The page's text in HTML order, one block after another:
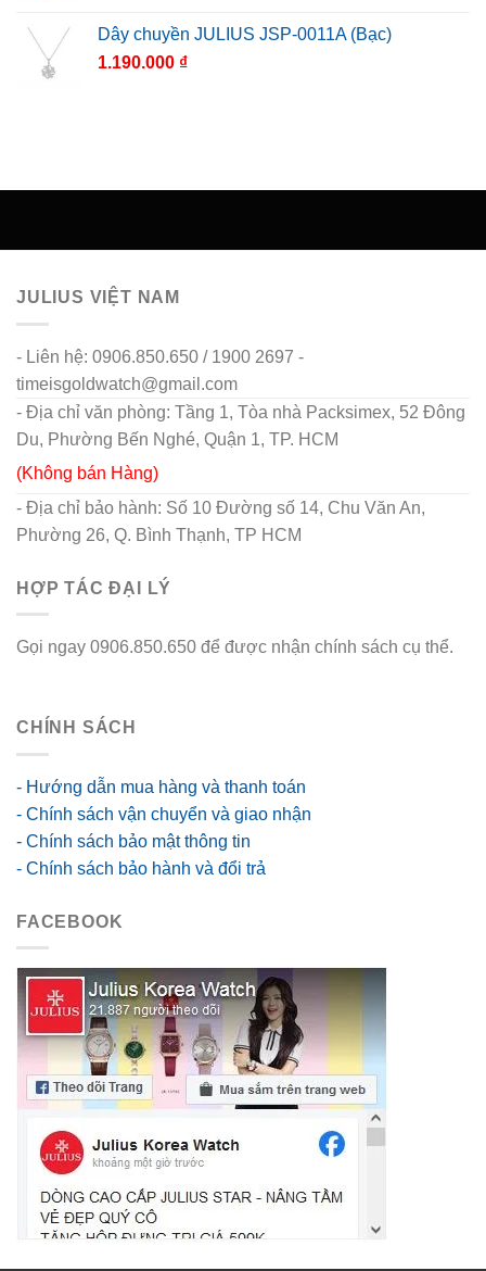
Dây chuyền JULIUS JSP-0011A (Bạc)
1.190.000 ₫
JULIUS VIỆT NAM
- Liên hệ: 0906.850.650 / 1900 2697 -
timeisgoldwatch@gmail.com
- Địa chỉ văn phòng: Tầng 1, Tòa nhà Packsimex, 52 Đông
Du, Phường Bến Nghé, Quận 1, TP. HCM
(Không bán Hàng)
- Địa chỉ bảo hành: Số 10 Đường số 14, Chu Văn An,
Phường 26, Q. Bình Thạnh, TP HCM
HỢP TÁC ĐẠI LÝ
Gọi ngay 0906.850.650 để được nhận chính sách cụ thể.
CHÍNH SÁCH
- Hướng dẫn mua hàng và thanh toán
- Chính sách vận chuyển và giao nhận
- Chính sách bảo mật thông tin
- Chính sách bảo hành và đổi trả
FACEBOOK